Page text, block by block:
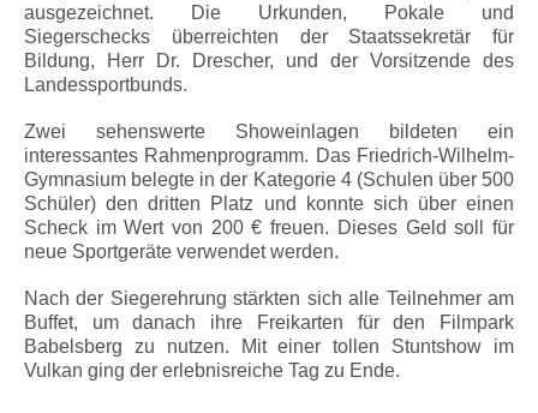
ausgezeichnet. Die Urkunden, Pokale und
Siegerschecks überreichten der Staatssekretär für
Bildung, Herr Dr. Drescher, und der Vorsitzende des
Landessportbunds.
Zwei sehenswerte Showeinlagen bildeten ein
interessantes Rahmenprogramm. Das Friedrich-Wilhelm-
Gymnasium belegte in der Kategorie 4 (Schulen über 500
Schüler) den dritten Platz und konnte sich über einen
Scheck im Wert von 200 € freuen. Dieses Geld soll für
neue Sportgeräte verwendet werden.
Nach der Siegerehrung stärkten sich alle Teilnehmer am
Buffet, um danach ihre Freikarten für den Filmpark
Babelsberg zu nutzen. Mit einer tollen Stuntshow im
Vulkan ging der erlebnisreiche Tag zu Ende.